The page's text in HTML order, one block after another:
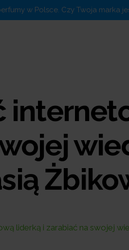
w Polsce. Czy Twoja marka
liderką i zarabiać na swojej